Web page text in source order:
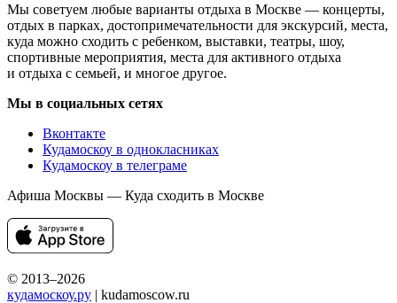
Мы советуем любые варианты отдыха в Москве — концерты,
отдых в парках, достопримечательности для экскурсий, места,
куда можно сходить с ребенком, выставки, театры, шоу,
спортивные мероприятия, места для активного отдыха
и отдыха с семьей, и многое другое.
Мы в социальных сетях
Вконтакте
Кудамоскоу в однокласниках
Кудамоскоу в телеграме
Афиша Москвы — Куда сходить в Москве
© 2013–2026
кудамоскоу.ру | kudamoscow.ru